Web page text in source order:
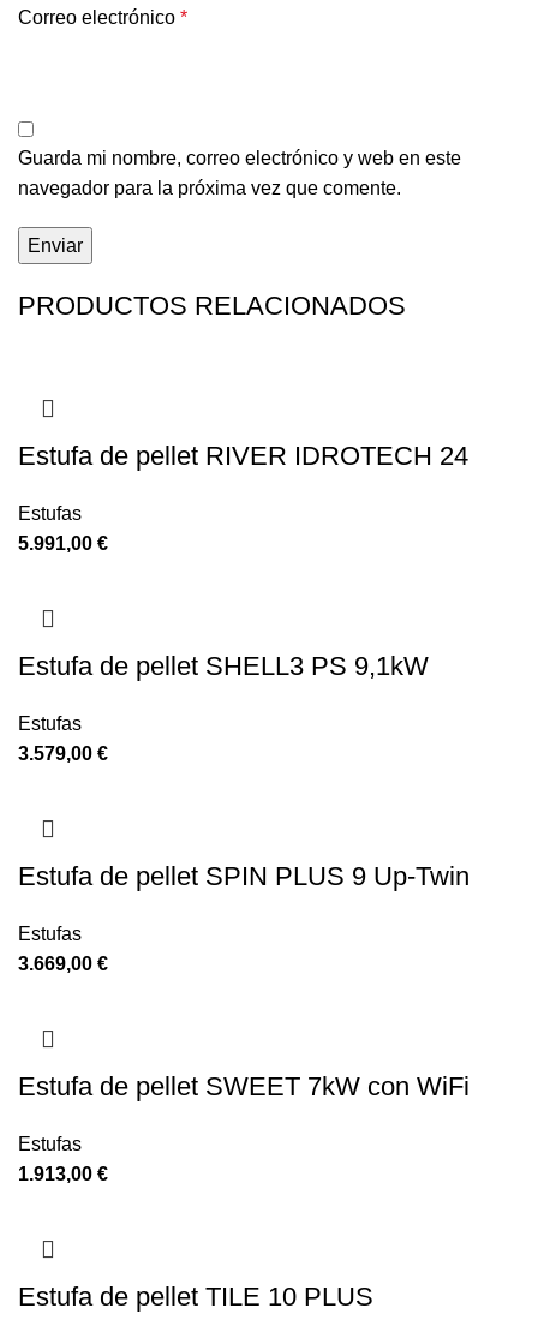
Correo electrónico *
Guarda mi nombre, correo electrónico y web en este
navegador para la próxima vez que comente.
PRODUCTOS RELACIONADOS
Estufa de pellet RIVER IDROTECH 24
Estufas
€
Estufa de pellet SHELL3 PS 9,1kW
Estufas
€
Estufa de pellet SPIN PLUS 9 Up-Twin
Estufas
€
Estufa de pellet SWEET 7kW con WiFi
Estufas
€
Estufa de pellet TILE 10 PLUS